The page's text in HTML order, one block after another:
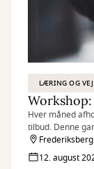
LÆRING OG
Hver måned
tilbud. Denne
12. august